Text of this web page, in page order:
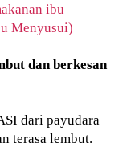
ibu
Menyusui)
dan berkesan
dari payudara
terasa lembut.